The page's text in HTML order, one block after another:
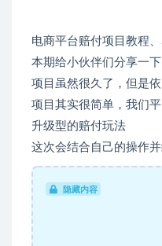
电商平台赔付项目教程
本期给小伙伴们分享一
项目虽然很久了，但是
项目其实很简单，我们
升级型的赔付玩法
这次会结合自己的操作
隐藏内容